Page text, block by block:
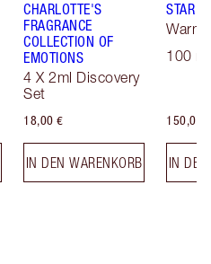
CHARLOTTE'S
FRAGRANCE
COLLECTION OF
EMOTIONS
4 X 2ml Discovery
Set
18,00 €
IN DEN WARENKORB
STAR
Warm
100
150,00
IN